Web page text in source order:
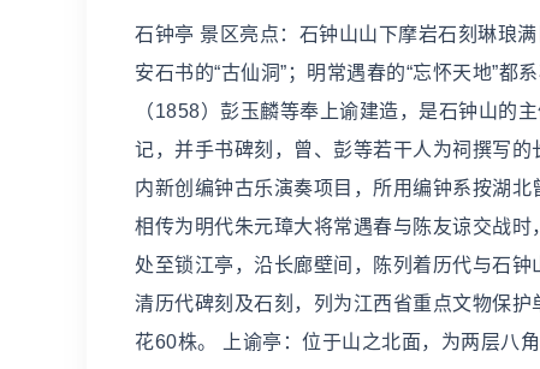
石钟亭 景区亮点：石钟山山下摩岩石刻琳琅
安石书的“古仙洞”；明常遇春的“忘怀天地”
（1858）彭玉麟等奉上谕建造，是石钟山的
记，并手书碑刻，曾、彭等若干人为祠撰写
内新创编钟古乐演奏项目，所用编钟系按湖
相传为明代朱元璋大将常遇春与陈友谅交战
处至锁江亭，沿长廊壁间，陈列着历代与石
清历代碑刻及石刻，列为江西省重点文物保
花60株。 上谕亭：位于山之北面，为两层八